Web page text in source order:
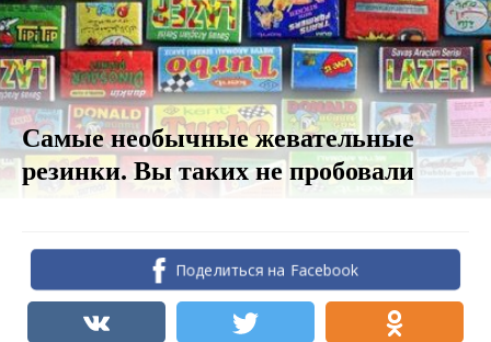
Самые необычные жевательные
резинки. Вы таких не пробовали
Поделиться на Facebook